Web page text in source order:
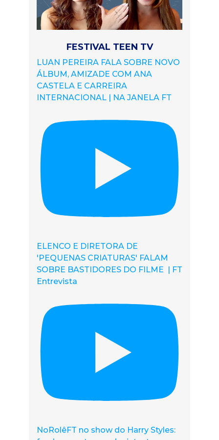
FESTIVAL TEEN TV
LUAN PEREIRA FALA SOBRE NOVO
ÁLBUM, AMIZADE COM ANA
CASTELA E CARREIRA
INTERNACIONAL | NA JANELA FT
ELENCO E DIRETORA DE
'PEQUENAS CRIATURAS' FALAM
SOBRE BASTIDORES DO FILME | FT
Entrevista
NoRolêFT no show do Harry Styles: